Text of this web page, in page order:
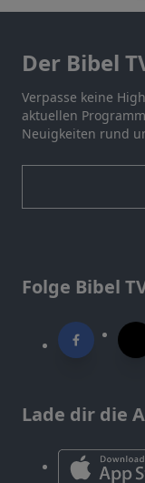
Der Bibel
Verpasse keine
aktuellen
Neuigkeiten rund
Folge Bibel
Lade dir die